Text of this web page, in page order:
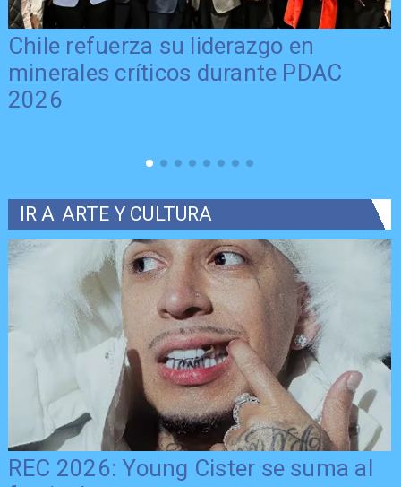
Chile refuerza su liderazgo en
minerales críticos durante PDAC
2026
IR A ARTE Y CULTURA
REC 2026: Young Cister se suma al